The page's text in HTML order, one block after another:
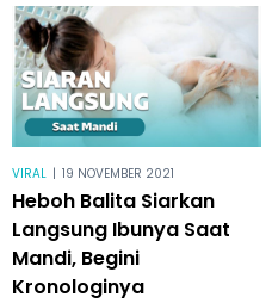
VIRAL | 19 NOVEMBER 2021
Heboh Balita Siarkan
Langsung Ibunya Saat
Mandi, Begini
Kronologinya